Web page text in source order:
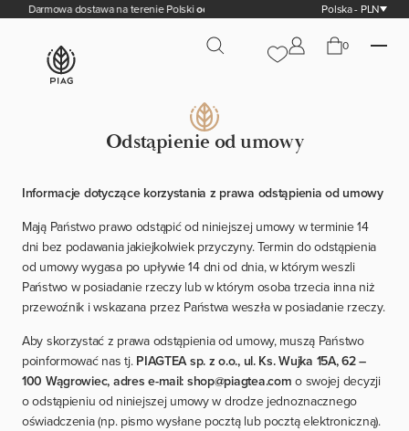
Darmowa dostawa na terenie Polskiod 200,00 zł Polska - PLN
0
Odstąpienie od umowy
Informacje dotyczące korzystania z prawa odstąpienia od umowy
Mają Państwo prawo odstąpić od niniejszej umowy w terminie 14
dni bez podawania jakiejkolwiek przyczyny. Termin do odstąpienia
od umowy wygasa po upływie 14 dni od dnia, w którym weszli
Państwo w posiadanie rzeczy lub w którym osoba trzecia inna niż
przewoźnik i wskazana przez Państwa weszła w posiadanie rzeczy.
Aby skorzystać z prawa odstąpienia od umowy, muszą Państwo
poinformować nas tj. PIAGTEA sp. z o.o., ul. Ks. Wujka 15A, 62 –
100 Wągrowiec, adres e-mail: shop@piagtea.com o swojej decyzji
o odstąpieniu od niniejszej umowy w drodze jednoznacznego
oświadczenia (np. pismo wysłane pocztą lub pocztą elektroniczną).